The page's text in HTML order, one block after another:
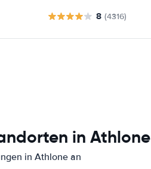
8 (4316)
in Athlone
in Athlone an